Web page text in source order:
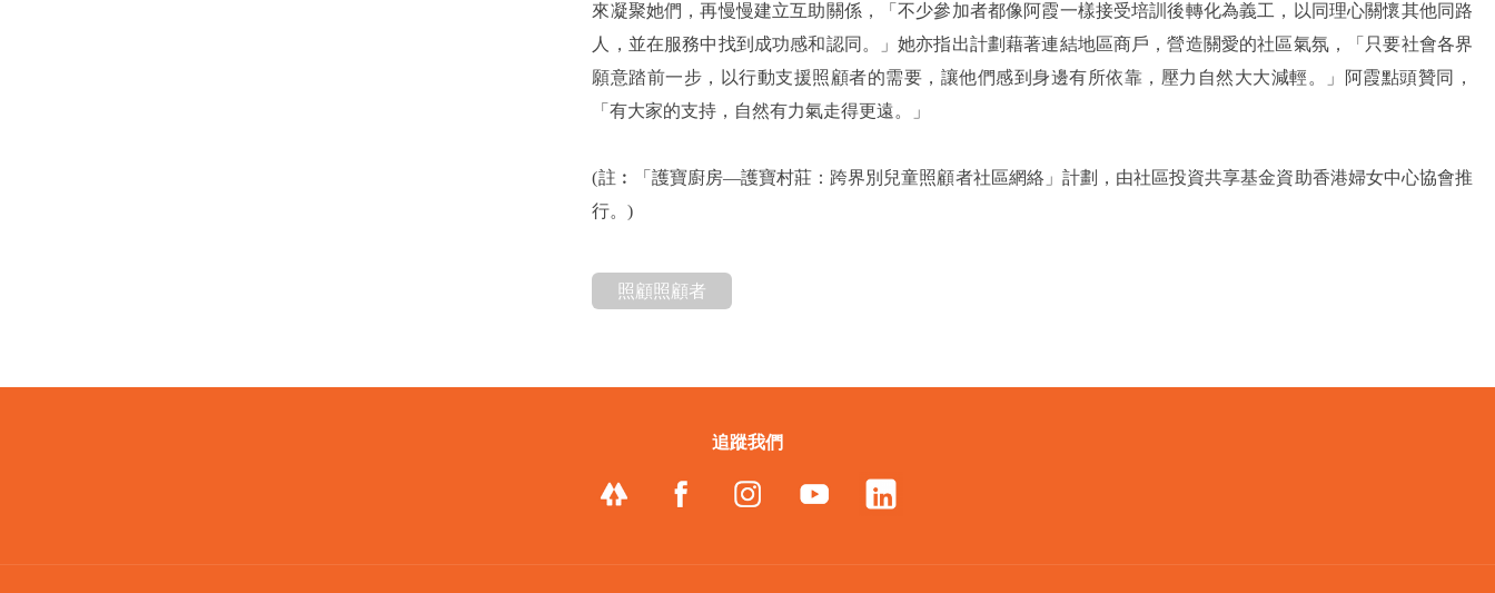
來凝聚她們，再慢慢建立互助關係，「不少參加者都像阿霞一樣接受培訓後轉化為義工，以同理心關懷其他同路
人，並在服務中找到成功感和認同。」她亦指出計劃藉著連結地區商戶，營造關愛的社區氣氛，「只要社會各界
願意踏前一步，以行動支援照顧者的需要，讓他們感到身邊有所依靠，壓力自然大大減輕。」阿霞點頭贊同，
「有大家的支持，自然有力氣走得更遠。」
(註︰「護寶廚房—護寶村莊：跨界別兒童照顧者社區網絡」計劃，由社區投資共享基金資助香港婦女中心協會推
行。)
照顧照顧者
追蹤我們